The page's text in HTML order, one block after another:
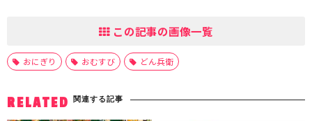
この記事の画像一覧
おにぎり おむすび どん兵衛
RELATED 関連する記事